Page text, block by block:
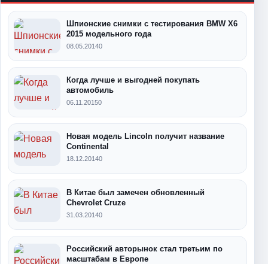
Шпионские снимки с тестирования BMW X6
2015 модельного года
08.05.20140
Когда лучше и выгодней покупать
автомобиль
06.11.20150
Новая модель Lincoln получит название
Continental
18.12.20140
В Китае был замечен обновленный
Chevrolet Cruze
31.03.20140
Российский авторынок стал третьим по
масштабам в Европе